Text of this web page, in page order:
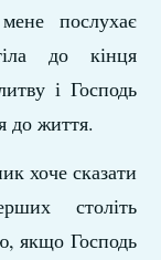
послухає
до кінця
і Господь
до життя.
хоче сказати
століть
якщо Господь